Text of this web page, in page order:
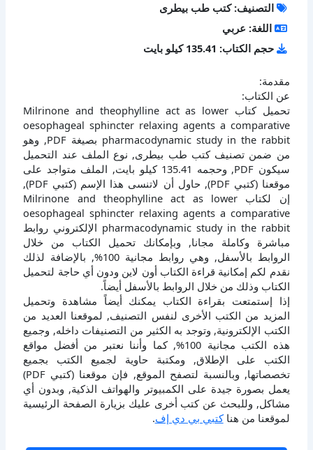
التصنيف: كتب طب بيطرى
اللغة: عربي
حجم الكتاب: 135.41 كيلو بايت
مقدمة:
عن الكتاب:
تحميل كتاب Milrinone and theophylline act as lower
oesophageal sphincter relaxing agents a comparative
pharmacodynamic study in the rabbit بصيغة PDF, وهو
من ضمن تصنيف كتب طب بيطرى, نوع الملف عند التحميل
سيكون PDF, وحجمه 135.41 كيلو بايت, الملف متواجد على
موقعنا (كتبي PDF), حاول أن لاتنسى هذا الإسم (كتبي PDF),
إن لكتاب Milrinone and theophylline act as lower
oesophageal sphincter relaxing agents a comparative
pharmacodynamic study in the rabbit الإلكتروني روابط
مباشرة وكاملة مجانا, وبإمكانك تحميل الكتاب من خلال
الروابط بالأسفل, وهي روابط مجانية 100%, بالإضافة لذلك
نقدم لكم إمكانية قراءة الكتاب أون لاين ودون أي حاجة لتحميل
الكتاب وذلك من خلال الروابط بالأسفل أيضاً.
إذا إستمتعت بقراءة الكتاب يمكنك أيضاً مشاهدة وتحميل
المزيد من الكتب الأخرى لنفس التصنيف, لموقعنا العديد من
الكتب الإلكترونية, وتوجد به الكثير من التصنيفات داخله, وجميع
هذه الكتب مجانية 100%, كما وأننا نعتبر من أفضل مواقع
الكتب على الإطلاق, ومكتبة حاوية لجميع الكتب بجميع
تخصصاتها, وبالنسبة لتصفح الموقع, فإن موقعنا (كتبي PDF)
يعمل بصورة جيدة على الكمبيوتر والهواتف الذكية, وبدون أي
مشاكل, وللبحث عن كتب أخرى عليك بزيارة الصفحة الرئيسية
لموقعنا من هناكتبي بي دي إف.